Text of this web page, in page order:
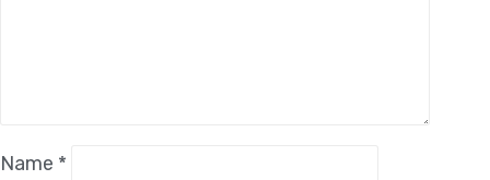
Name *